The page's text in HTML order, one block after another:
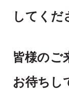
してくだ
皆様のご
お待ちし